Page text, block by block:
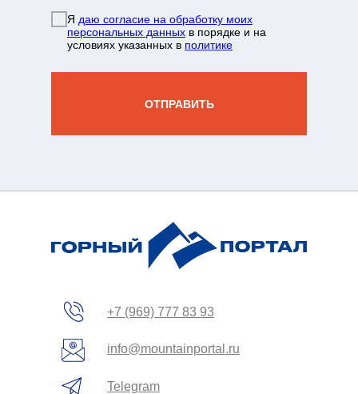
Я даю согласие на обработку моих
персональных данных в порядке и на
условиях указанных в политике
ОТПРАВИТЬ
info@mountainportal.ru
+7 931 244 38 87
info@mountainportal.ru
+7 (969) 777 83 93
Telegram